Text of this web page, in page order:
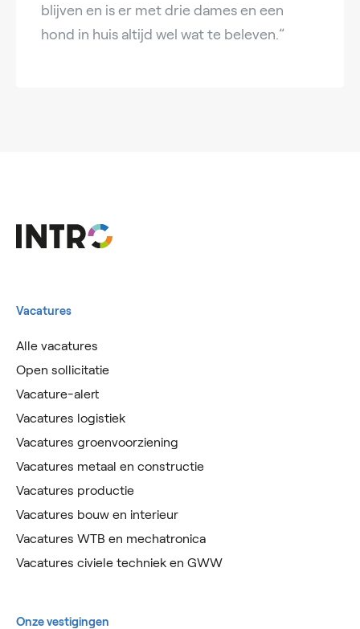
blijven en is er met drie dames en een
hond in huis altijd wel wat te beleven.”
Vacatures
Alle vacatures
Open sollicitatie
Vacature-alert
Vacatures logistiek
Vacatures groenvoorziening
Vacatures metaal en constructie
Vacatures productie
Vacatures bouw en interieur
Vacatures WTB en mechatronica
Vacatures civiele techniek en GWW
Onze vestigingen